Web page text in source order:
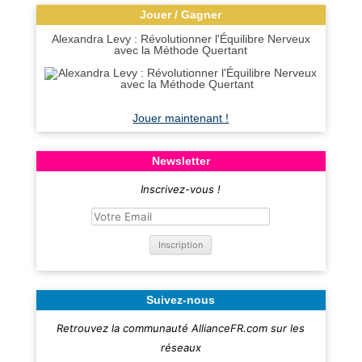
Jouer / Gagner
Alexandra Levy : Révolutionner l'Équilibre Nerveux
avec la Méthode Quertant
Jouer maintenant !
Newsletter
Inscrivez-vous !
Suivez-nous
Retrouvez la communauté AllianceFR.com sur les
réseaux